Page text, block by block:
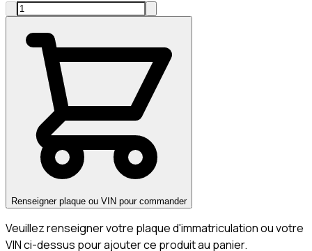
Renseigner plaque ou VIN pour commander
Veuillez renseigner votre plaque d'immatriculation ou votre
VIN ci-dessus pour ajouter ce produit au panier.